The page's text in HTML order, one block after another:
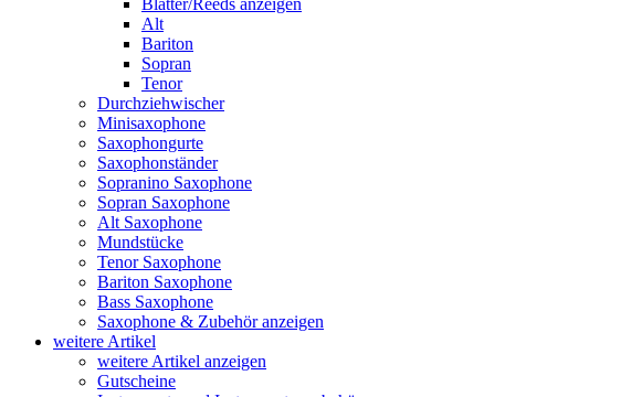
Blätter/Reeds anzeigen
Alt
Bariton
Sopran
Tenor
Durchziehwischer
Minisaxophone
Saxophongurte
Saxophonständer
Sopranino Saxophone
Sopran Saxophone
Alt Saxophone
Mundstücke
Tenor Saxophone
Bariton Saxophone
Bass Saxophone
Saxophone & Zubehör anzeigen
weitere Artikel
weitere Artikel anzeigen
Gutscheine